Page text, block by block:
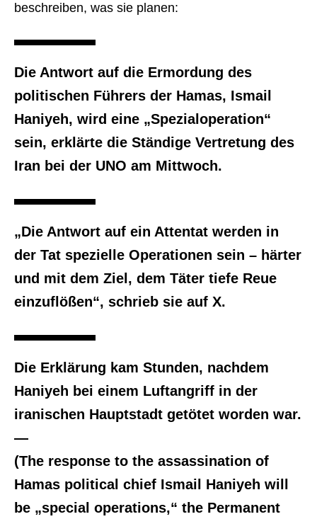
beschreiben, was sie planen:
Die Antwort auf die Ermordung des
politischen Führers der Hamas, Ismail
Haniyeh, wird eine „Spezialoperation“
sein, erklärte die Ständige Vertretung des
Iran bei der UNO am Mittwoch.
„Die Antwort auf ein Attentat werden in
der Tat spezielle Operationen sein – härter
und mit dem Ziel, dem Täter tiefe Reue
einzuflößen“, schrieb sie auf X.
Die Erklärung kam Stunden, nachdem
Haniyeh bei einem Luftangriff in der
iranischen Hauptstadt getötet worden war.
—
(The response to the assassination of
Hamas political chief Ismail Haniyeh will
be „special operations,“ the Permanent